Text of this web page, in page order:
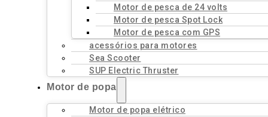
Motor de pesca de 24 volts
Motor de pesca Spot Lock
Motor de pesca com GPS
acessórios para motores
Sea Scooter
SUP Electric Thruster
Motor de popa
Motor de popa elétrico